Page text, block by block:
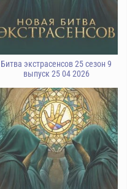
Битва экстрасенсов 25 сезон 9
выпуск 25 04 2026